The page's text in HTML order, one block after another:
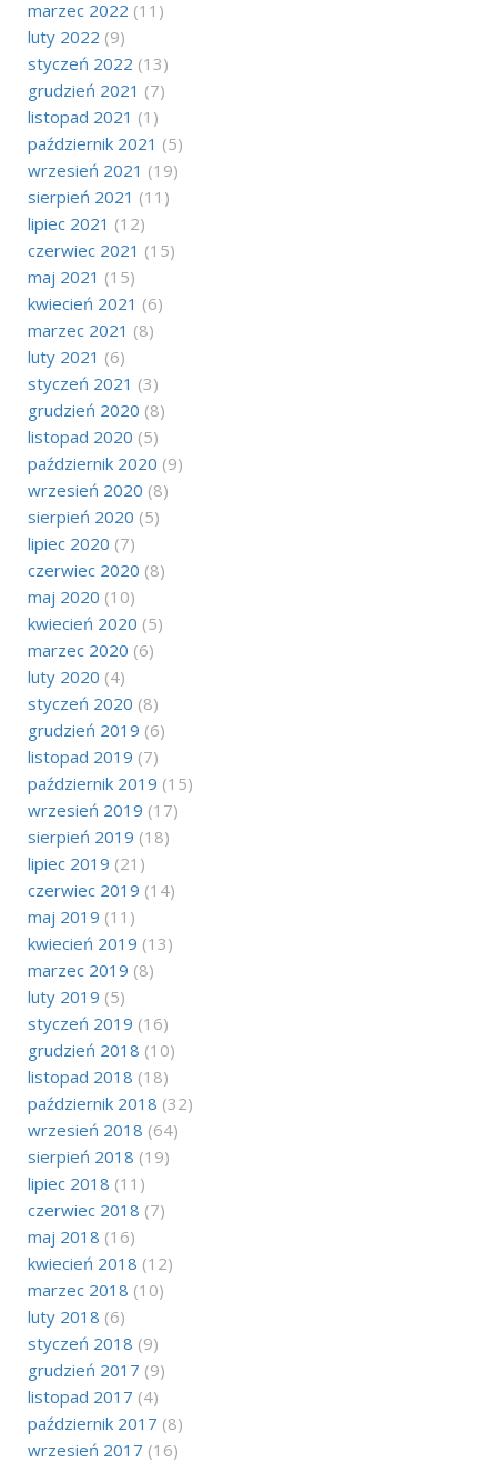
marzec 2022 (11)
luty 2022 (9)
styczeń 2022 (13)
grudzień 2021 (7)
listopad 2021 (1)
październik 2021 (5)
wrzesień 2021 (19)
sierpień 2021 (11)
lipiec 2021 (12)
czerwiec 2021 (15)
maj 2021 (15)
kwiecień 2021 (6)
marzec 2021 (8)
luty 2021 (6)
styczeń 2021 (3)
grudzień 2020 (8)
listopad 2020 (5)
październik 2020 (9)
wrzesień 2020 (8)
sierpień 2020 (5)
lipiec 2020 (7)
czerwiec 2020 (8)
maj 2020 (10)
kwiecień 2020 (5)
marzec 2020 (6)
luty 2020 (4)
styczeń 2020 (8)
grudzień 2019 (6)
listopad 2019 (7)
październik 2019 (15)
wrzesień 2019 (17)
sierpień 2019 (18)
lipiec 2019 (21)
czerwiec 2019 (14)
maj 2019 (11)
kwiecień 2019 (13)
marzec 2019 (8)
luty 2019 (5)
styczeń 2019 (16)
grudzień 2018 (10)
listopad 2018 (18)
październik 2018 (32)
wrzesień 2018 (64)
sierpień 2018 (19)
lipiec 2018 (11)
czerwiec 2018 (7)
maj 2018 (16)
kwiecień 2018 (12)
marzec 2018 (10)
luty 2018 (6)
styczeń 2018 (9)
grudzień 2017 (9)
listopad 2017 (4)
październik 2017 (8)
wrzesień 2017 (16)